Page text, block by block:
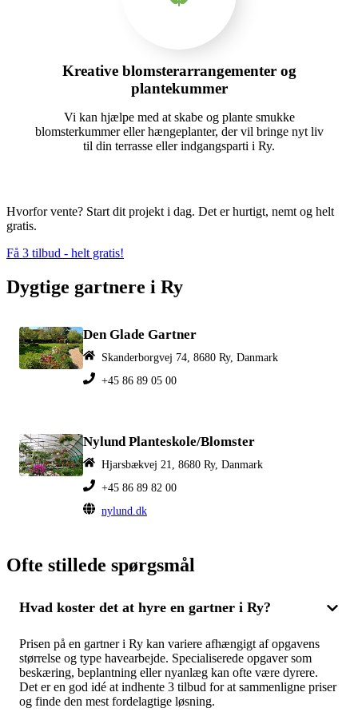
Kreative blomsterarrangementer og
plantekummer
Vi kan hjælpe med at skabe og plante smukke
blomsterkummer eller hængeplanter, der vil bringe nyt liv
til din terrasse eller indgangsparti i Ry.
Hvorfor vente? Start dit projekt i dag. Det er hurtigt, nemt og helt
gratis.
Få 3 tilbud - helt gratis!
Dygtige gartnere i Ry
Den Glade Gartner
Skanderborgvej 74, 8680 Ry, Danmark
+45 86 89 05 00
Nylund Planteskole/Blomster
Hjarsbækvej 21, 8680 Ry, Danmark
+45 86 89 82 00
nylund.dk
Ofte stillede spørgsmål
Hvad koster det at hyre en gartner i Ry?
Prisen på en gartner i Ry kan variere afhængigt af opgavens
størrelse og type havearbejde. Specialiserede opgaver som
beskæring, beplantning eller nyanlæg kan ofte være dyrere.
Det er en god idé at indhente 3 tilbud for at sammenligne priser
og finde den mest fordelagtige løsning.